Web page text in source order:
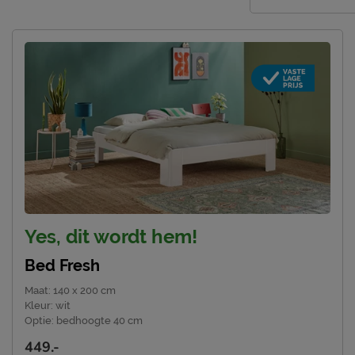
Emailadres
info@beterbed.nl
Yes, dit wordt hem!
Bed Fresh
Maat: 140 x 200 cm
Kleur: wit
Optie: bedhoogte 40 cm
449.-